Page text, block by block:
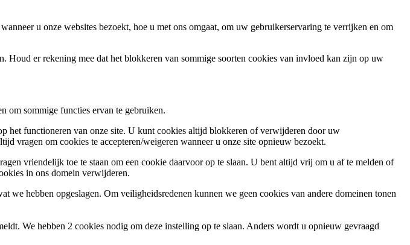
u onze websites bezoekt, hoe u met ons omgaat, om uw gebruikerservaring te verrijken en om
er rekening mee dat het blokkeren van sommige soorten cookies van invloed kan zijn op uw
om sommige functies ervan te gebruiken.
het functioneren van onze site. U kunt cookies altijd blokkeren of verwijderen door uw
vragen om cookies te accepteren/weigeren wanneer u onze site opnieuw bezoekt.
vriendelijk toe te staan om een cookie daarvoor op te slaan. U bent altijd vrij om u af te melden of
in ons domein verwijderen.
hebben opgeslagen. Om veiligheidsredenen kunnen we geen cookies van andere domeinen tonen
We hebben 2 cookies nodig om deze instelling op te slaan. Anders wordt u opnieuw gevraagd